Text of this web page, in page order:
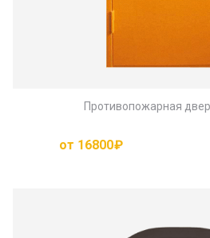
Противопожарная
от 16800₽